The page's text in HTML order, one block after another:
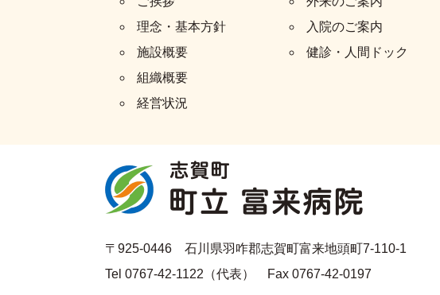
理念・基本方針
施設概要
組織概要
経営状況
入院のご案内
健診・人間ドック
〒925-0446 石川県羽咋郡志賀町富来地頭町7-110-1
Tel 0767-42-1122（代表） Fax 0767-42-0197